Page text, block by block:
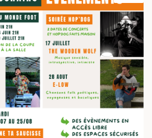
plus marquants sont dus à des
avec retour au sol du grimpeur ou
[exclusivement en SAE] ; où là aussi,
n’exclut pas de "garder le
de l’assureur ou de
préoccupante de la saison passée
est la deuxième cause
à corde en SAE, à quasi-
normale !